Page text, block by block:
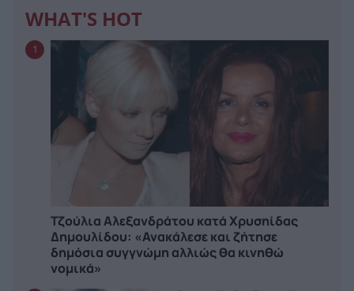
WHAT'S HOT
1
Τζούλια Αλεξανδράτου κατά Χρυσηίδας
Δημουλίδου: «Ανακάλεσε και ζήτησε
δημόσια συγγνώμη αλλιώς θα κινηθώ
νομικά»